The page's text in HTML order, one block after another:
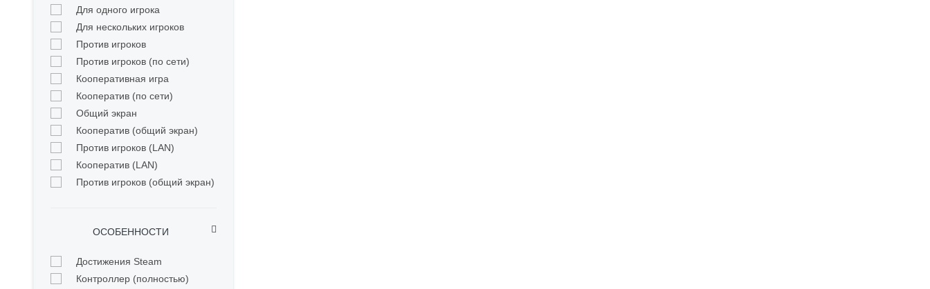
Для одного игрока
Для нескольких игроков
Против игроков
Против игроков (по сети)
Кооперативная игра
Кооператив (по сети)
Общий экран
Кооператив (общий экран)
Против игроков (LAN)
Кооператив (LAN)
Против игроков (общий экран)
ОСОБЕННОСТИ
Достижения Steam
Контроллер (полностью)